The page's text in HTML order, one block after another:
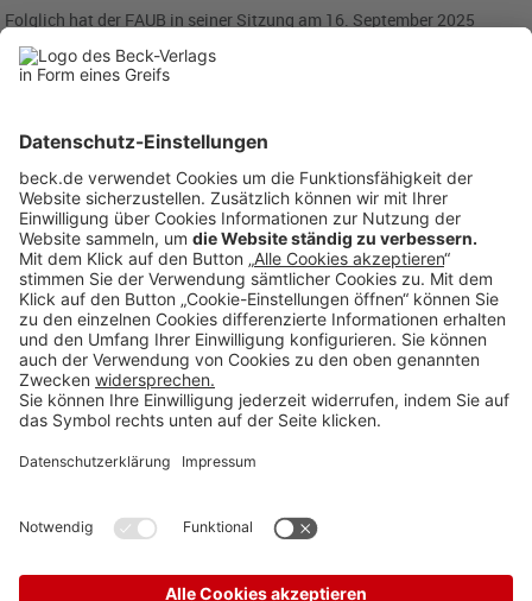
Folglich hat der FAUB in seiner Sitzung am 16. September 2025
beschlossen, seine bisherige Empfehlung für die Marktrisikoprämie
vorpersönlichen Steuern vom 25. Oktober 2019 von 6% bis 8% auf
persönlichen Steuern auf eine Bandbreite von nunmehr
5,75%.
Weitere Erläuterungen der Entscheidungsfindung werden auf der
Homepage des IDWzur Verfügung gestellt
Rubriken
Menü
Anzeigen